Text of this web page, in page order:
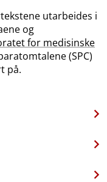
utarbeides i
og
for medisinske
(SPC)
på.